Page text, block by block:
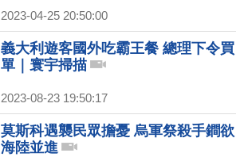
2023-04-25 20:50:00
義大利遊客國外吃霸王餐 總理下令買
單｜寰宇掃描
2023-08-23 19:50:17
莫斯科遇襲民眾擔憂 烏軍祭殺手鐧欲
海陸並進